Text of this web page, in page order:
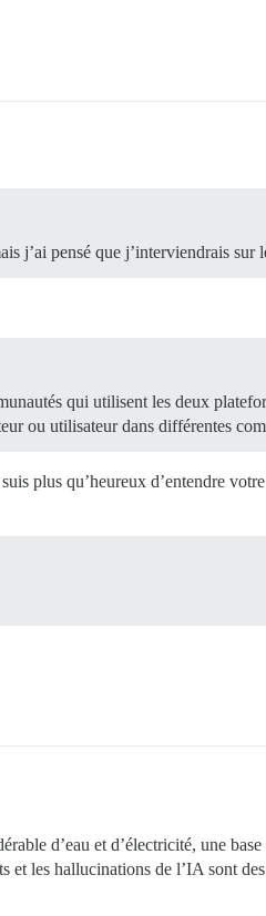
j’ai pensé que j’interviendrais sur
qui utilisent les deux
ou utilisateur dans différentes
plus qu’heureux d’entendre
d’eau et d’électricité, une
les hallucinations de l’IA sont